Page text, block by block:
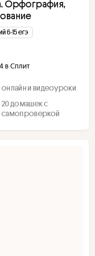
Орфография,
6-15 егэ
в Сплит
онлайн и видеоуроки
20 домашек с
самопроверкой